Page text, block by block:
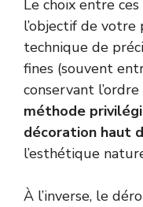
Le choix entre
l’objectif de
technique de
fines (souvent
conservant
méthode
décoration haut
l’esthétique
À l’inverse, le